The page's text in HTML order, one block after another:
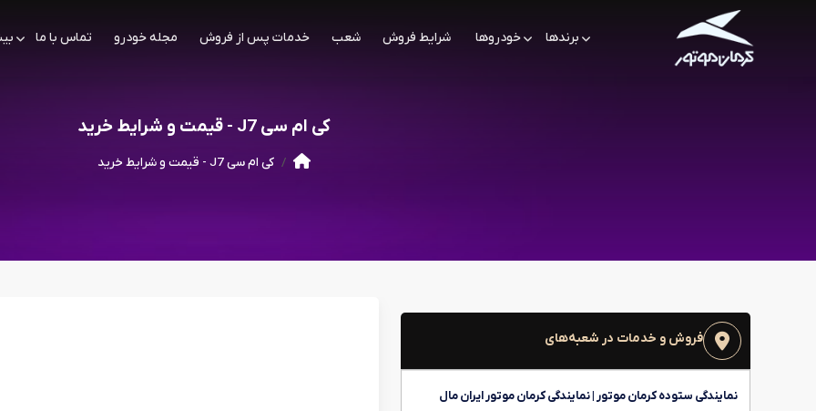
برندها خودروها شرایط فروش شعب خدمات پس از فروش مجله خودرو تماس با ما
کی ام سی J7 - قیمت و شرایط خرید
کی ام سی J7 - قیمت و شرایط خرید
فروش و خدمات در شعبه‌های
نمایندگی ستوده کرمان موتور | نمایندگی کرمان موتور ایران مال